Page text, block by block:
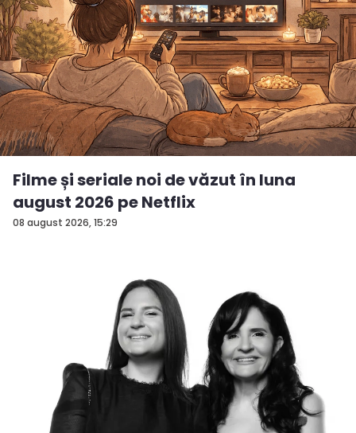
08 august 2026, 15:29
Filme și seriale noi de văzut în luna
august 2026 pe Netflix